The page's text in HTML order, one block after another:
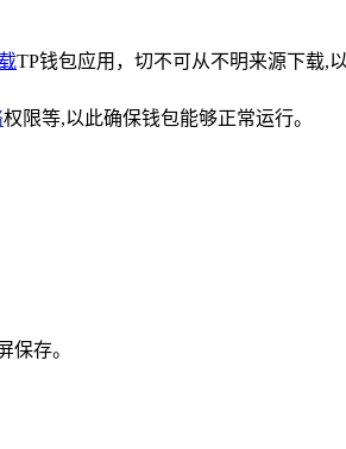
TP钱包应用，切不可从不明来源下载,
权限等,以此确保钱包能够正常运行。
保存。